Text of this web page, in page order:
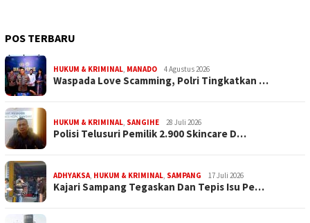
POS TERBARU
HUKUM & KRIMINAL, MANADO 4 Agustus 2026
Waspada Love Scamming, Polri Tingkatkan …
HUKUM & KRIMINAL, SANGIHE 28 Juli 2026
Polisi Telusuri Pemilik 2.900 Skincare D…
ADHYAKSA, HUKUM & KRIMINAL, SAMPANG 17 Juli 2026
Kajari Sampang Tegaskan Dan Tepis Isu Pe…